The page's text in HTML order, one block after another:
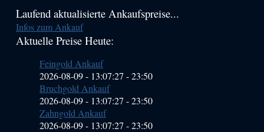
Haupt-
Sidebar
Laufend aktualisierte Ankaufspreise...
Infos zum Ankauf
Aktuelle Preise Heute:
Feingold Ankauf
2026-08-09 - 13:07:27 -23:50
Bruchgold Ankauf
2026-08-09 - 13:07:27 -23:50
Zahngold Ankauf
2026-08-09 - 13:07:27 -23:50